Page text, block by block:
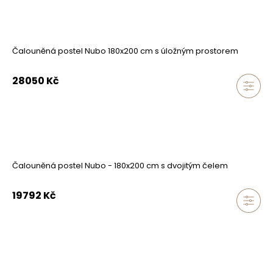
Čalouněná postel Nubo 180x200 cm s úložným prostorem
28050 Kč
Čalouněná postel Nubo - 180x200 cm s dvojitým čelem
19792 Kč